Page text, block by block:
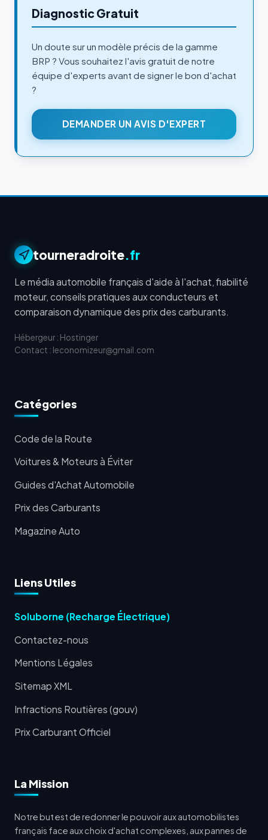
Diagnostic Gratuit
Un doute sur un modèle précis de la gamme
BRP ? Vous souhaitez l'avis gratuit de notre
équipe d'experts avant de signer le bon d'achat
?
DEMANDER UN AVIS D'EXPERT
tourneradroite.fr
Le média automobile français d'aide à l'achat, fiabilité
moteur, conseils pratiques aux conducteurs et
comparaison dynamique des prix des carburants.
Hébergeur : Hostinger
Contact : leconomizeur@gmail.com
Catégories
Code de la Route
Voitures & Moteurs à Éviter
Guides d'Achat Automobile
Prix des Carburants
Magazine Auto
Liens Utiles
Soluborne (Recharge Électrique)
Contactez-nous
Mentions Légales
Sitemap XML
Infractions Routières (gouv)
Prix Carburant Officiel
La Mission
Notre but est de redonner le pouvoir aux automobilistes
français face aux choix d'achat complexes, aux pannes de